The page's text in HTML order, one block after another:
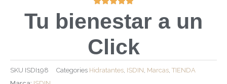
Tu bienestar a un
Click
SKU ISDI198 Categories Hidratantes ISDIN Marcas TIENDA